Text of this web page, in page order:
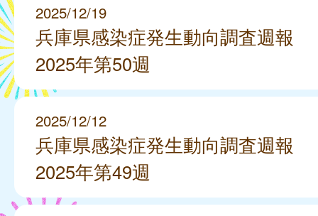
2025/12/19
兵庫県感染症発生動向調査週報
2025年第50週
2025/12/12
兵庫県感染症発生動向調査週報
2025年第49週